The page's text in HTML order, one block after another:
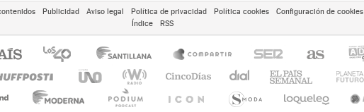
Publicidad Aviso legal Política de privacidad Política cookies Configuración de cookies
Índice
RSS